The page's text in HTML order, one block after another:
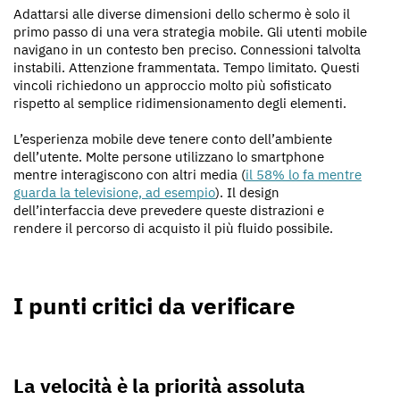
Adattarsi alle diverse dimensioni dello schermo è solo il
primo passo di una vera strategia mobile. Gli utenti mobile
navigano in un contesto ben preciso. Connessioni talvolta
instabili. Attenzione frammentata. Tempo limitato. Questi
vincoli richiedono un approccio molto più sofisticato
rispetto al semplice ridimensionamento degli elementi.
L’esperienza mobile deve tenere conto dell’ambiente
dell’utente. Molte persone utilizzano lo smartphone
mentre interagiscono con altri media (il 58% lo fa mentre
guarda la televisione, ad esempio). Il design
dell’interfaccia deve prevedere queste distrazioni e
rendere il percorso di acquisto il più fluido possibile.
I punti critici da verificare
La velocità è la priorità assoluta